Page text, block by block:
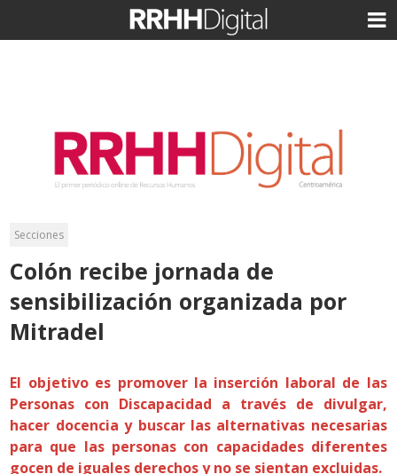
Secciones
Colón recibe jornada de
sensibilización organizada por
Mitradel
El objetivo es promover la inserción laboral de las
Personas con Discapacidad a través de divulgar,
hacer docencia y buscar las alternativas necesarias
para que las personas con capacidades diferentes
gocen de iguales derechos y no se sientan excluidas.